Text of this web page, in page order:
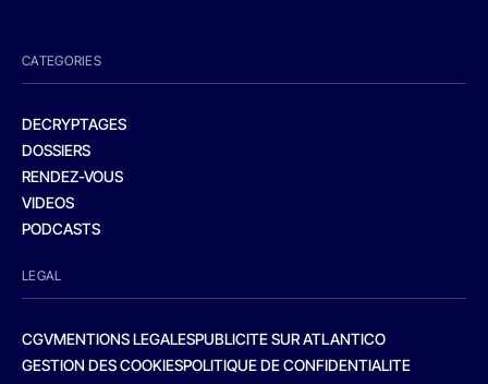
CATEGORIES
DECRYPTAGES
DOSSIERS
RENDEZ-VOUS
VIDEOS
PODCASTS
LEGAL
CGVMENTIONS LEGALESPUBLICITE SUR ATLANTICO
GESTION DES COOKIESPOLITIQUE DE CONFIDENTIALITE